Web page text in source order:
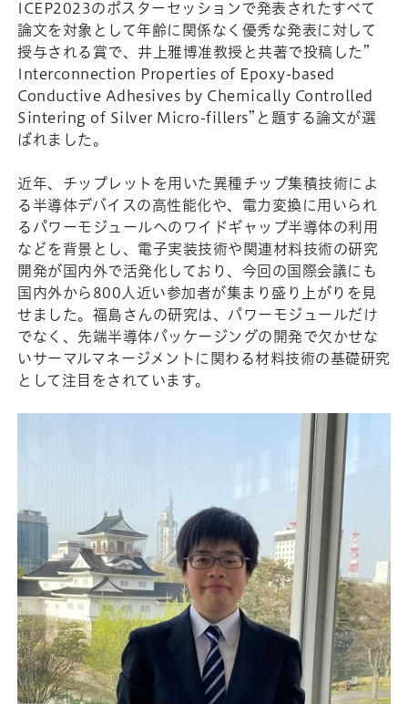
ICEP2023のポスターセッションで発表されたすべて
論文を対象として年齢に関係なく優秀な発表に対して
授与される賞で、井上雅博准教授と共著で投稿した”
Interconnection Properties of Epoxy-based
Conductive Adhesives by Chemically Controlled
Sintering of Silver Micro-fillers”と題する論文が選
ばれました。
近年、チップレットを用いた異種チップ集積技術によ
る半導体デバイスの高性能化や、電力変換に用いられ
るパワーモジュールへのワイドギャップ半導体の利用
などを背景とし、電子実装技術や関連材料技術の研究
開発が国内外で活発化しており、今回の国際会議にも
国内外から800人近い参加者が集まり盛り上がりを見
せました。福島さんの研究は、パワーモジュールだけ
でなく、先端半導体パッケージングの開発で欠かせな
いサーマルマネージメントに関わる材料技術の基礎研究
として注目をされています。